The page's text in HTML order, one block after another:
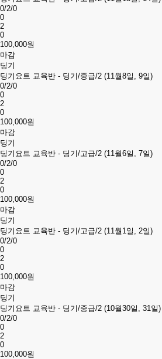
0/2/0
0
2
0
100,000원
마감
딩기
딩기요트 교육반 - 딩기/중급/2 (11월8일, 9일)
0/2/0
0
2
0
100,000원
마감
딩기
딩기요트 교육반 - 딩기/고급/2 (11월6일, 7일)
0/2/0
0
2
0
100,000원
마감
딩기
딩기요트 교육반 - 딩기/고급/2 (11월1일, 2일)
0/2/0
0
2
0
100,000원
마감
딩기
딩기요트 교육반 - 딩기/중급/2 (10월30일, 31일)
0/2/0
0
2
0
100,000원